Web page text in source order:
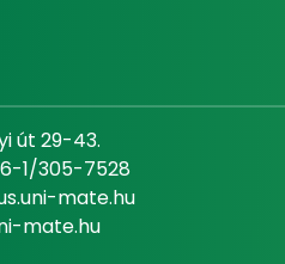
út 29-43.
1/305-7528
mate.hu
mate.hu